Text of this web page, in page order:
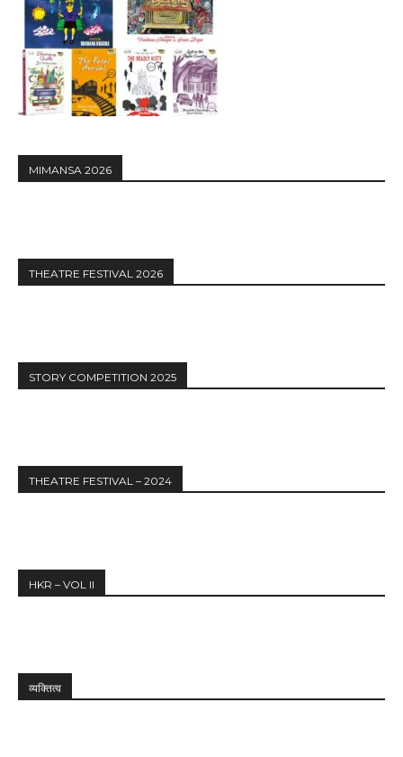
MIMANSA 2026
THEATRE FESTIVAL 2026
STORY COMPETITION 2025
THEATRE FESTIVAL – 2024
HKR – VOL II
व्यक्तित्व